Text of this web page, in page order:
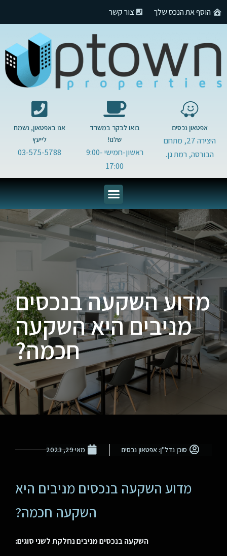
הוסף את הנכס שלך צור קשר
אפטאון נכסים
היצירה 27, מתחם
הבורסה, רמת גן.
בואו לבקר במשרד
שלנו!
ראשון-חמישי 9:00-
17:00
אנו באפטאון, נשמח
לייעץ
03-575-5788
מדוע השקעה בנכסים
מניבים היא השקעה
חכמה?
סוכן נדל"ן: אפטאון נכסים מאי 29, 2023
מדוע השקעה בנכסים מניבים היא
השקעה חכמה?
השקעה בנכסים מניבים נחלקת לשני סוגים: